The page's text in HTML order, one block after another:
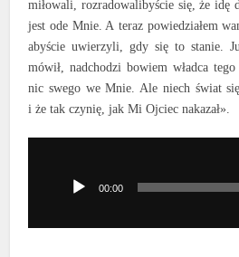
miłowali, rozradowalibyście się, że idę
jest ode Mnie. A teraz powiedziałem
abyście uwierzyli, gdy się to stanie.
mówił, nadchodzi bowiem władca
nic swego we Mnie. Ale niech świat
i że tak czynię, jak Mi Ojciec nakazał».
dźwiękowych00:00